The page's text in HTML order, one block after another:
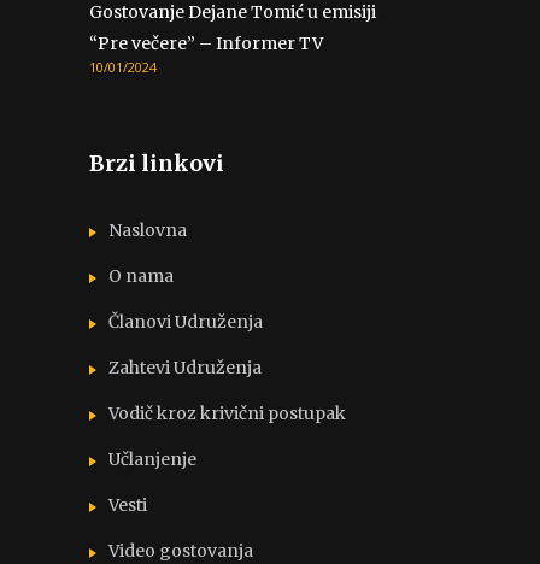
Gostovanje Dejane Tomić u emisiji
“Pre večere” – Informer TV
10/01/2024
Brzi linkovi
Naslovna
O nama
Članovi Udruženja
Zahtevi Udruženja
Vodič kroz krivični postupak
Učlanjenje
Vesti
Video gostovanja